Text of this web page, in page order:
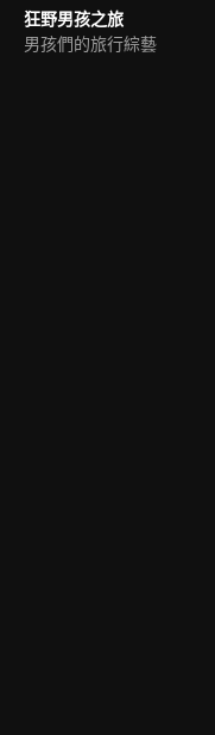
狂野男孩之旅
男孩們的旅行綜藝